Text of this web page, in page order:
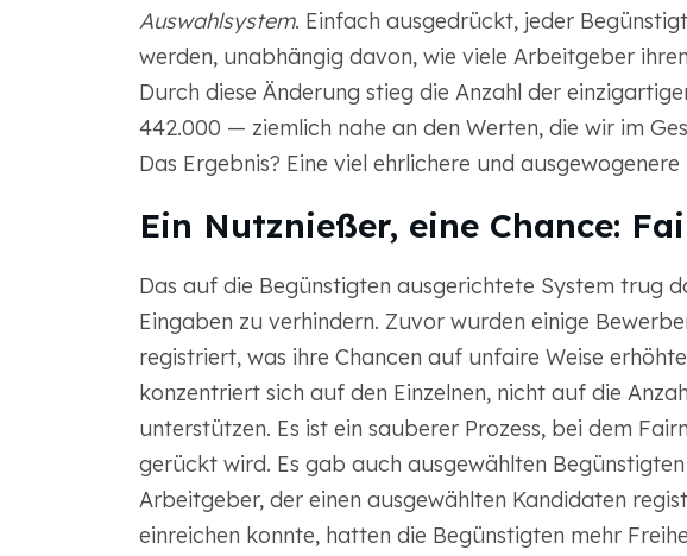
Auswahlsystem. Einfach ausgedrückt, jeder
werden, unabhängig davon, wie viele Arbeitgeber
Durch diese Änderung stieg die Anzahl der
442.000 — ziemlich nahe an den Werten, die wir im
Das Ergebnis? Eine viel ehrlichere und
Ein Nutznießer, eine Chance:
Das auf die Begünstigten ausgerichtete System trug
Eingaben zu verhindern. Zuvor wurden einige
registriert, was ihre Chancen auf unfaire Weise
konzentriert sich auf den Einzelnen, nicht auf die
unterstützen. Es ist ein sauberer Prozess, bei dem
gerückt wird. Es gab auch ausgewählten
Arbeitgeber, der einen ausgewählten Kandidaten
einreichen konnte, hatten die Begünstigten mehr